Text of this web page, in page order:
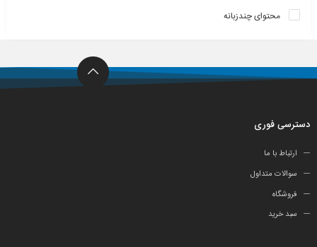
محتوای چندزبانه
دسترسی فوری
ارتباط با ما
سوالات متداول
فروشگاه
سبد خرید